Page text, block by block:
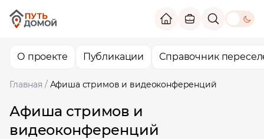
theme
О проекте Публикации Справочник
Главная / Афиша стримов и видеоконференций
Афиша стримов и
видеоконференций